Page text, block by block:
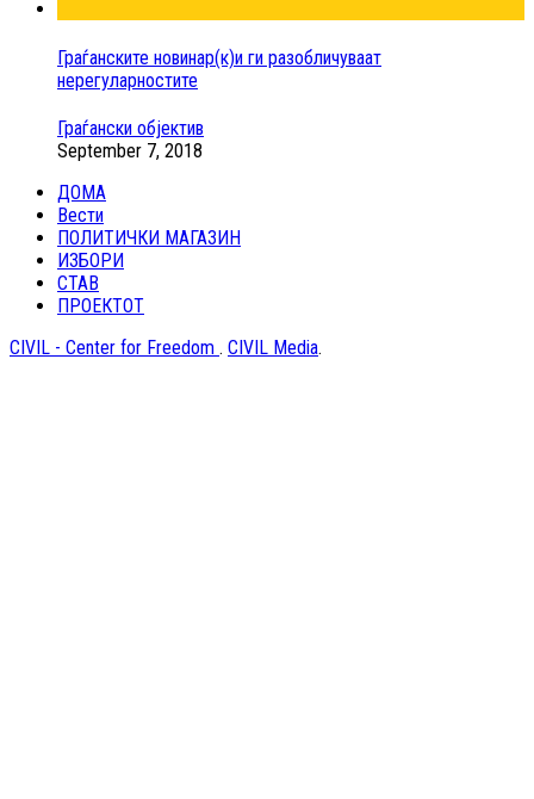
Граѓанските новинар(к)и ги разобличуваат
нерегуларностите
Граѓански објектив
September 7, 2018
ДОМА
Вести
ПОЛИТИЧКИ МАГАЗИН
ИЗБОРИ
СТАВ
ПРОЕКТОТ
CIVIL - Center for Freedom . CIVIL Media.